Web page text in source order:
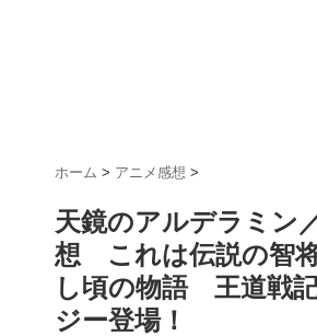
ホーム > アニメ感想 >
天鏡のアルデラミン
想 これは伝説の智
し頃の物語 王道戦
ジー登場！